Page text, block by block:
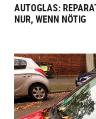
AUTOGLAS:
NUR, WENN NÖTIG